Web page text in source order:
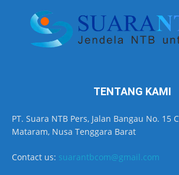
TENTANG KAMI
PT. Suara NTB Pers, Jalan Bangau No. 15
Mataram, Nusa Tenggara Barat
Contact us: suarantbcom@gmail.com